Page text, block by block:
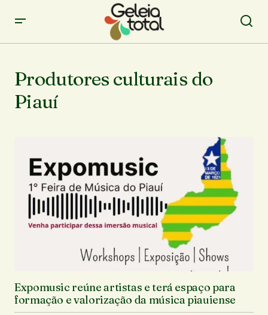
Produtores culturais do
Piauí
Expomusic reúne artistas e terá espaço para
formação e valorização da música piauiense